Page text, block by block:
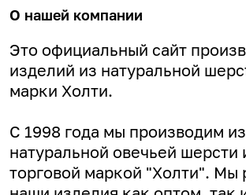
О нашей компании
Это официальный сайт
изделий из натуральной
марки Холти.
С 1998 года мы производим
натуральной овечьей шерсти
торговой маркой "Холти". Мы